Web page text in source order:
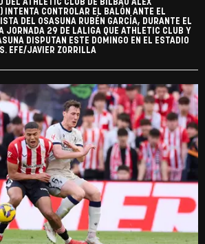
DEL ATHLETIC CLUB DE BILBAO ÁLEX
INTENTA CONTROLAR EL BALÓN ANTE EL
DEL OSASUNA RUBÉN GARCÍA, DURANTE EL
JORNADA 29 DE LALIGA QUE ATHLETIC CLUB Y
DISPUTAN ESTE DOMINGO EN EL ESTADIO
EFE/JAVIER ZORRILLA